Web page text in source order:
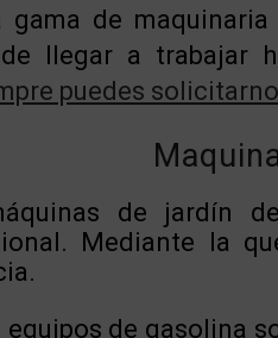
gama de
llegar a trabajar
puedes
de jardín
Mediante la
equipos de gasolina